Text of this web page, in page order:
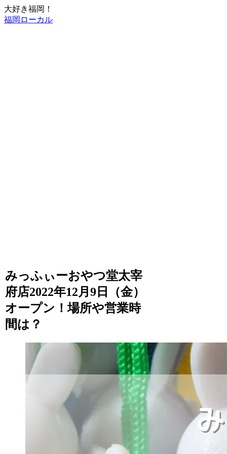
大好き福岡！
福岡ローカル
みっふぃーおやつ堂太宰
府店2022年12月9日（金）
オープン！場所や営業時
間は？